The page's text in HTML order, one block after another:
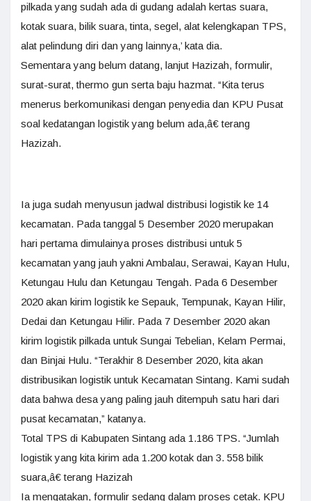
pilkada yang sudah ada di gudang adalah kertas suara,
kotak suara, bilik suara, tinta, segel, alat kelengkapan TPS,
alat pelindung diri dan yang lainnya,’ kata dia.
Sementara yang belum datang, lanjut Hazizah, formulir,
surat-surat, thermo gun serta baju hazmat. “Kita terus
menerus berkomunikasi dengan penyedia dan KPU Pusat
soal kedatangan logistik yang belum ada,â€ terang
Hazizah.
Ia juga sudah menyusun jadwal distribusi logistik ke 14
kecamatan. Pada tanggal 5 Desember 2020 merupakan
hari pertama dimulainya proses distribusi untuk 5
kecamatan yang jauh yakni Ambalau, Serawai, Kayan Hulu,
Ketungau Hulu dan Ketungau Tengah. Pada 6 Desember
2020 akan kirim logistik ke Sepauk, Tempunak, Kayan Hilir,
Dedai dan Ketungau Hilir. Pada 7 Desember 2020 akan
kirim logistik pilkada untuk Sungai Tebelian, Kelam Permai,
dan Binjai Hulu. “Terakhir 8 Desember 2020, kita akan
distribusikan logistik untuk Kecamatan Sintang. Kami sudah
data bahwa desa yang paling jauh ditempuh satu hari dari
pusat kecamatan,” katanya.
Total TPS di Kabupaten Sintang ada 1.186 TPS. “Jumlah
logistik yang kita kirim ada 1.200 kotak dan 3. 558 bilik
suara,â€ terang Hazizah
Ia mengatakan, formulir sedang dalam proses cetak. KPU